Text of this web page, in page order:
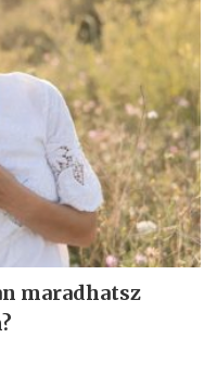
maradhatsz